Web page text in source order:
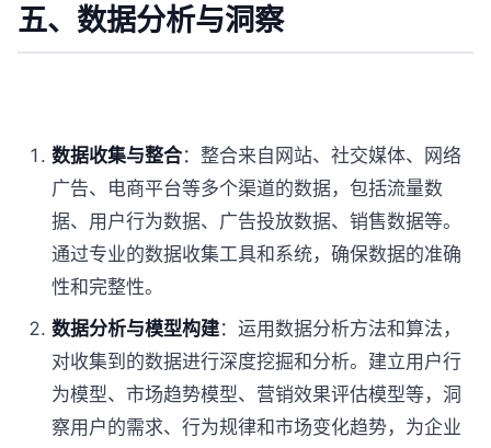
五、数据分析与洞察
数据收集与整合：整合来自网站、社交媒体、网络
广告、电商平台等多个渠道的数据，包括流量数
据、用户行为数据、广告投放数据、销售数据等。
通过专业的数据收集工具和系统，确保数据的准确
性和完整性。
数据分析与模型构建：运用数据分析方法和算法，
对收集到的数据进行深度挖掘和分析。建立用户行
为模型、市场趋势模型、营销效果评估模型等，洞
察用户的需求、行为规律和市场变化趋势，为企业